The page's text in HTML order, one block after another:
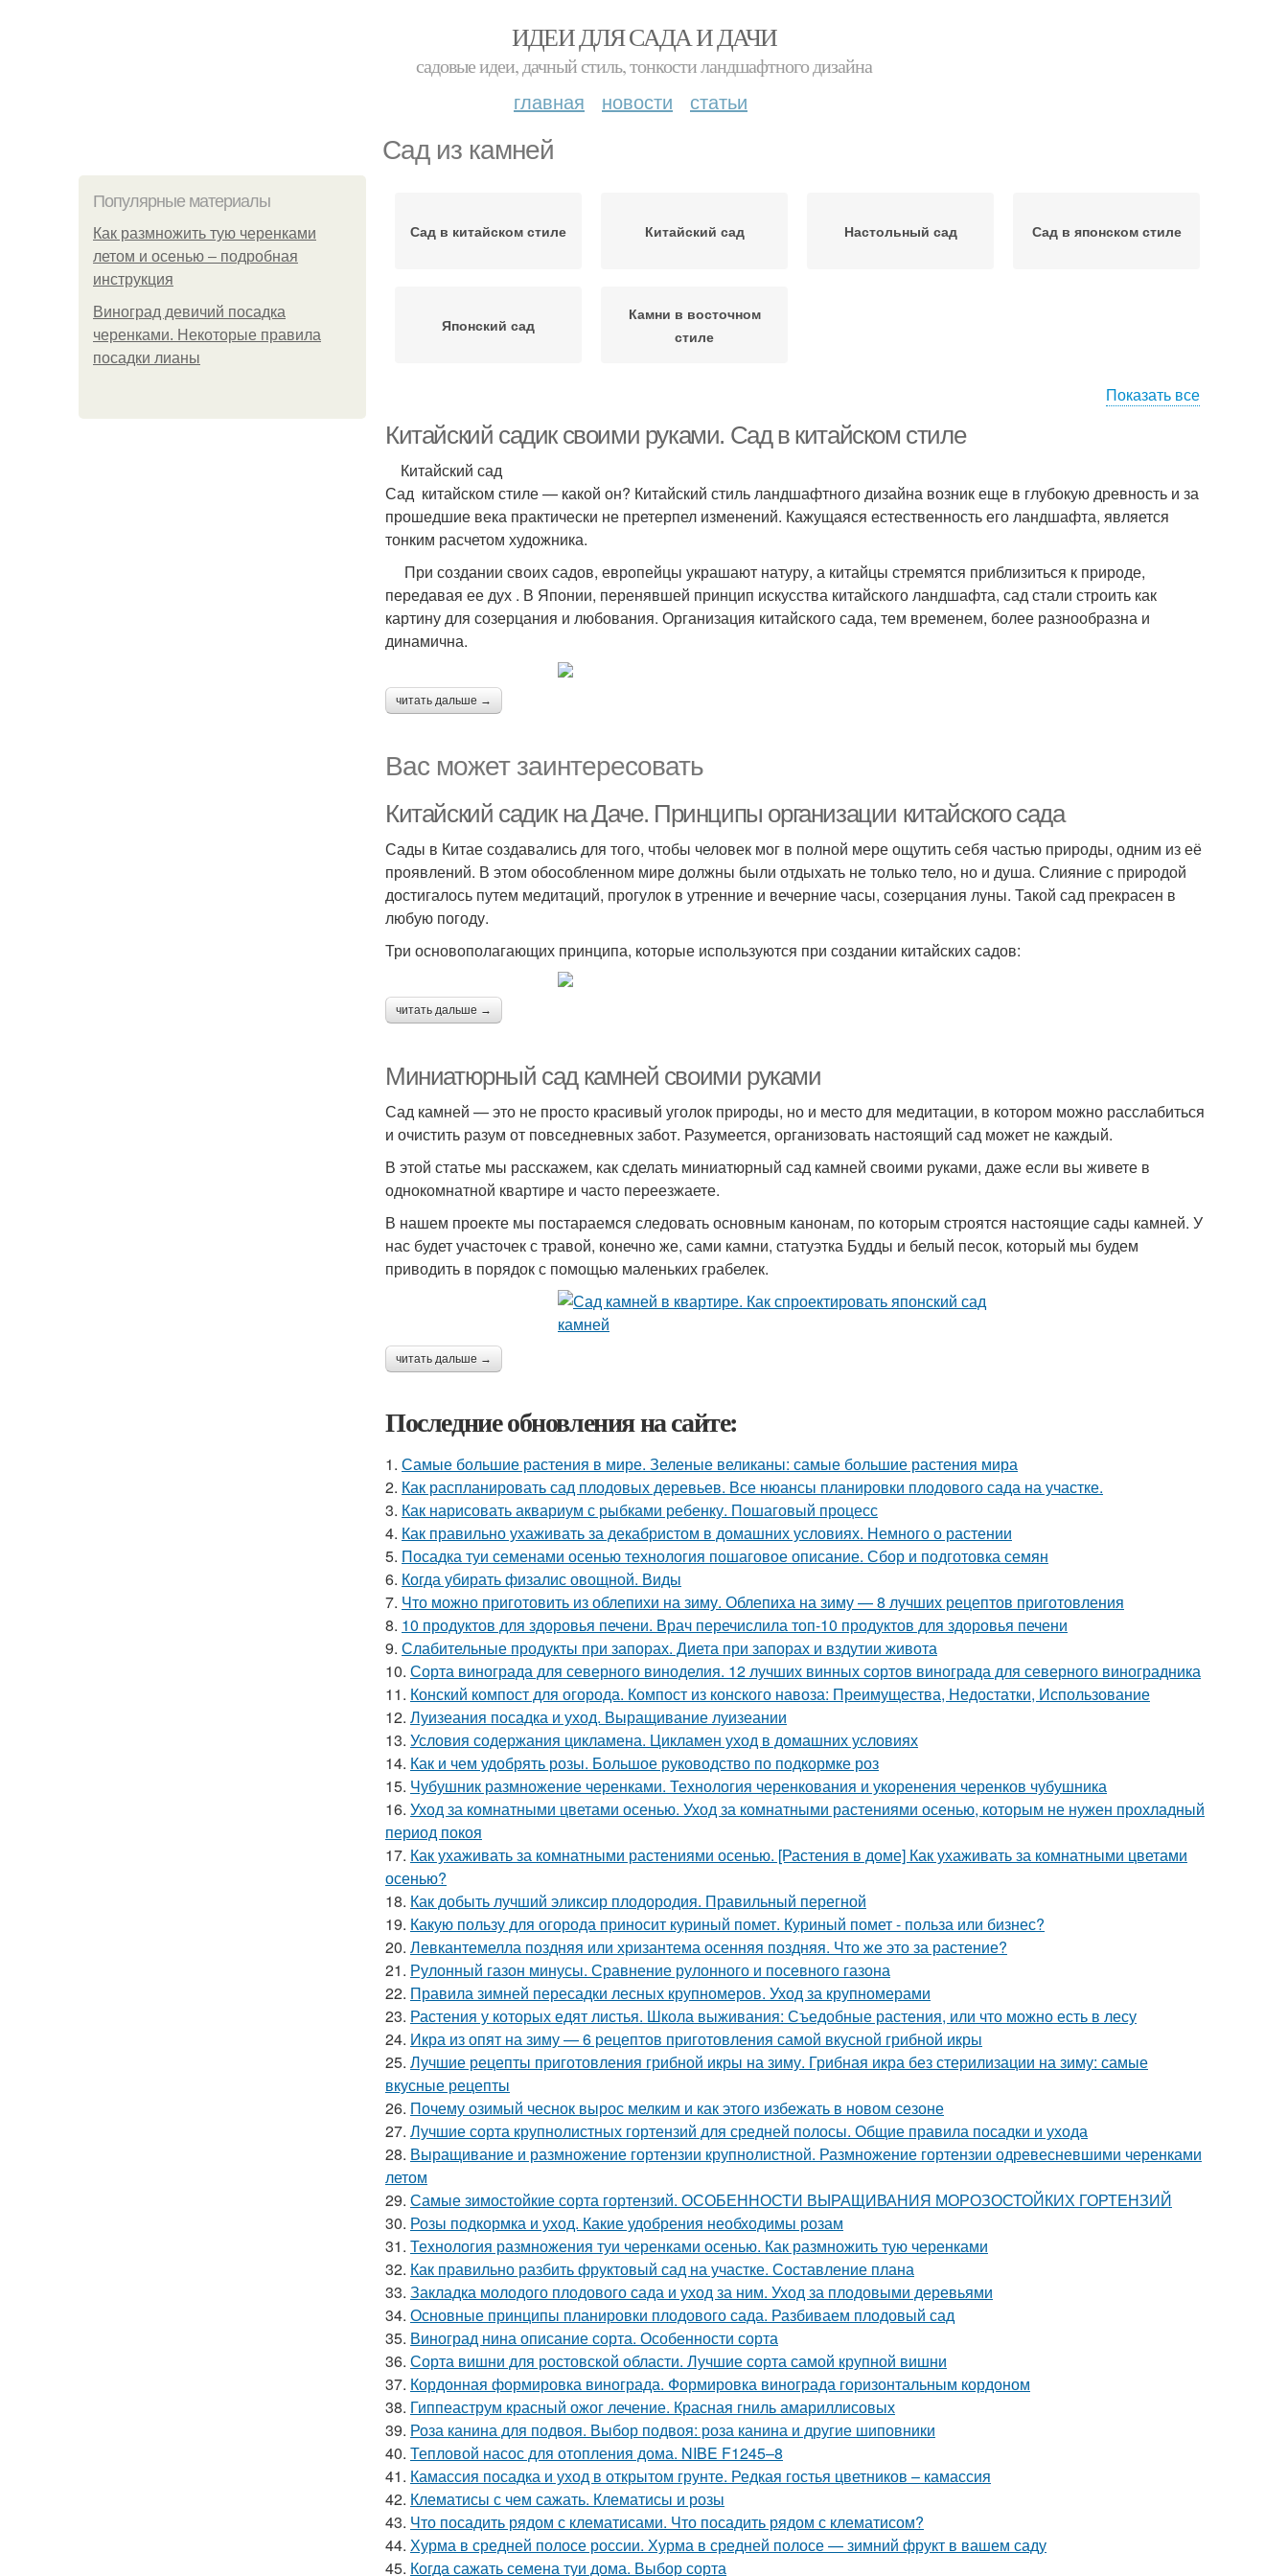
ИДЕИ ДЛЯ САДА И ДАЧИ
садовые идеи, дачный стиль, тонкости ландшафтного дизайна
главная новости статьи
Сад из камней
Популярные материалы
Как размножить тую черенками
летом и осенью – подробная
инструкция
Виноград девичий посадка
черенками. Некоторые правила
посадки лианы
Сад в китайском стиле Китайский сад Настольный сад Сад в японском стиле
Японский сад
Камни в восточном
стиле
Показать все
Китайский садик своими руками. Сад в китайском стиле
Китайский сад
Сад китайском стиле — какой он? Китайский стиль ландшафтного дизайна возник еще в глубокую древность и за
прошедшие века практически не претерпел изменений. Кажущаяся естественность его ландшафта, является
тонким расчетом художника.
При создании своих садов, европейцы украшают натуру, а китайцы стремятся приблизиться к природе,
передавая ее дух . В Японии, перенявшей принцип искусства китайского ландшафта, сад стали строить как
картину для созерцания и любования. Организация китайского сада, тем временем, более разнообразна и
динамична.
читать дальше →
Вас может заинтересовать
Китайский садик на Даче. Принципы организации китайского сада
Сады в Китае создавались для того, чтобы человек мог в полной мере ощутить себя частью природы, одним из её
проявлений. В этом обособленном мире должны были отдыхать не только тело, но и душа. Слияние с природой
достигалось путем медитаций, прогулок в утренние и вечерние часы, созерцания луны. Такой сад прекрасен в
любую погоду.
Три основополагающих принципа, которые используются при создании китайских садов:
читать дальше →
Миниатюрный сад камней своими руками
Сад камней — это не просто красивый уголок природы, но и место для медитации, в котором можно расслабиться
и очистить разум от повседневных забот. Разумеется, организовать настоящий сад может не каждый.
В этой статье мы расскажем, как сделать миниатюрный сад камней своими руками, даже если вы живете в
однокомнатной квартире и часто переезжаете.
В нашем проекте мы постараемся следовать основным канонам, по которым строятся настоящие сады камней. У
нас будет участочек с травой, конечно же, сами камни, статуэтка Будды и белый песок, который мы будем
приводить в порядок с помощью маленьких грабелек.
читать дальше →
Последние обновления на сайте:
1. Самые большие растения в мире. Зеленые великаны: самые большие растения мира
2. Как распланировать сад плодовых деревьев. Все нюансы планировки плодового сада на участке.
3. Как нарисовать аквариум с рыбками ребенку. Пошаговый процесс
4. Как правильно ухаживать за декабристом в домашних условиях. Немного о растении
5. Посадка туи семенами осенью технология пошаговое описание. Сбор и подготовка семян
6. Когда убирать физалис овощной. Виды
7. Что можно приготовить из облепихи на зиму. Облепиха на зиму — 8 лучших рецептов приготовления
8. 10 продуктов для здоровья печени. Врач перечислила топ-10 продуктов для здоровья печени
9. Слабительные продукты при запорах. Диета при запорах и вздутии живота
10. Сорта винограда для северного виноделия. 12 лучших винных сортов винограда для северного виноградника
11. Конский компост для огорода. Компост из конского навоза: Преимущества, Недостатки, Использование
12. Луизеания посадка и уход. Выращивание луизеании
13. Условия содержания цикламена. Цикламен уход в домашних условиях
14. Как и чем удобрять розы. Большое руководство по подкормке роз
15. Чубушник размножение черенками. Технология черенкования и укоренения черенков чубушника
16. Уход за комнатными цветами осенью. Уход за комнатными растениями осенью, которым не нужен прохладный
период покоя
17. Как ухаживать за комнатными растениями осенью. [Растения в доме] Как ухаживать за комнатными цветами
осенью?
18. Как добыть лучший эликсир плодородия. Правильный перегной
19. Какую пользу для огорода приносит куриный помет. Куриный помет - польза или бизнес?
20. Левкантемелла поздняя или хризантема осенняя поздняя. Что же это за растение?
21. Рулонный газон минусы. Сравнение рулонного и посевного газона
22. Правила зимней пересадки лесных крупномеров. Уход за крупномерами
23. Растения у которых едят листья. Школа выживания: Съедобные растения, или что можно есть в лесу
24. Икра из опят на зиму — 6 рецептов приготовления самой вкусной грибной икры
25. Лучшие рецепты приготовления грибной икры на зиму. Грибная икра без стерилизации на зиму: самые
вкусные рецепты
26. Почему озимый чеснок вырос мелким и как этого избежать в новом сезоне
27. Лучшие сорта крупнолистных гортензий для средней полосы. Общие правила посадки и ухода
28. Выращивание и размножение гортензии крупнолистной. Размножение гортензии одревесневшими черенками
летом
29. Самые зимостойкие сорта гортензий. ОСОБЕННОСТИ ВЫРАЩИВАНИЯ МОРОЗОСТОЙКИХ ГОРТЕНЗИЙ
30. Розы подкормка и уход. Какие удобрения необходимы розам
31. Технология размножения туи черенками осенью. Как размножить тую черенками
32. Как правильно разбить фруктовый сад на участке. Составление плана
33. Закладка молодого плодового сада и уход за ним. Уход за плодовыми деревьями
34. Основные принципы планировки плодового сада. Разбиваем плодовый сад
35. Виноград нина описание сорта. Особенности сорта
36. Сорта вишни для ростовской области. Лучшие сорта самой крупной вишни
37. Кордонная формировка винограда. Формировка винограда горизонтальным кордоном
38. Гиппеаструм красный ожог лечение. Красная гниль амариллисовых
39. Роза канина для подвоя. Выбор подвоя: роза канина и другие шиповники
40. Тепловой насос для отопления дома. NIBE F1245–8
41. Камассия посадка и уход в открытом грунте. Редкая гостья цветников – камассия
42. Клематисы с чем сажать. Клематисы и розы
43. Что посадить рядом с клематисами. Что посадить рядом с клематисом?
44. Хурма в средней полосе россии. Хурма в средней полосе — зимний фрукт в вашем саду
45. Когда сажать семена туи дома. Выбор сорта